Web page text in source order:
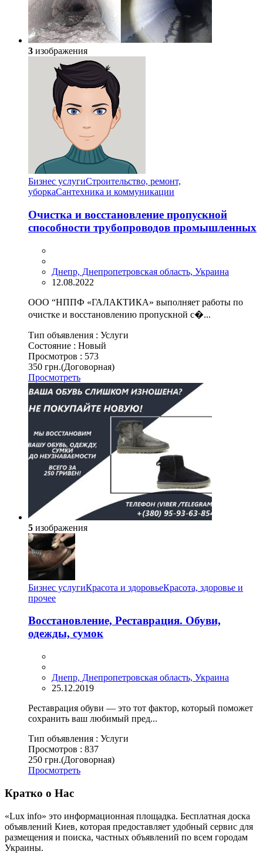
3 изображения
Бизнес услугиСтроительство, ремонт,
уборкаСантехника и коммуникации
Очистка и восстановление пропускной
способности трубопроводов промышленных
Днепр, Днепропетровская область, Украина
12.08.2022
ООО “НППФ «ГАЛАКТИКА» выполняет работы по
очистке и восстановлению пропускной с�...
Тип объявления : Услуги
Состояние : Новый
Просмотров : 573
350 грн.(Договорная)
Просмотреть
5 изображения
Бизнес услугиКрасота и здоровьеКрасота, здоровье и
прочее
Восстановление, Реставрация. Обуви,
одежды, сумок
Днепр, Днепропетровская область, Украина
25.12.2019
Реставрация обуви — это тот фактор, который поможет
сохранить ваш любимый пред...
Тип объявления : Услуги
Просмотров : 837
250 грн.(Договорная)
Просмотреть
Кратко о Нас
«Lux info» это информационная площадка. Бесплатная доска
объявлений Киев, которая предоставляет удобный сервис для
размещения и поиска, частных объявлений по всем городам
Украины.